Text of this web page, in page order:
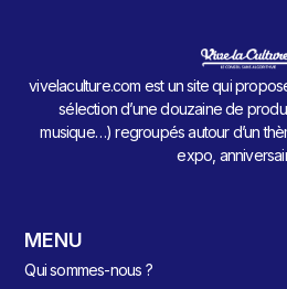
vivelaculture.com est un site qui
sélection d’une douzaine de
musique…) regroupés autour d’un
expo,
MENU
Qui sommes-nous ?